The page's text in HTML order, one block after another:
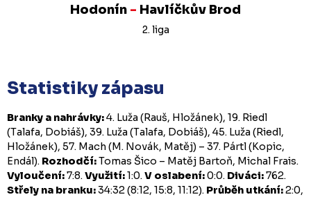
Hodonín - Havlíčkův Brod
2. liga
Statistiky zápasu
Branky a nahrávky:4. Luža (Rauš, Hložánek), 19. Riedl
(Talafa, Dobiáš), 39. Luža (Talafa, Dobiáš), 45. Luža (Riedl,
Hložánek), 57. Mach (M. Novák, Matěj) – 37. Pártl (Kopic,
Endál). Rozhodčí:Tomas Šico – Matěj Bartoň, Michal Frais.
Vyloučení:7:8.Využití:1:0.V oslabení:0:0. Diváci:762.
Střely na branku:34:32 (8:12, 15:8, 11:12). Průběh utkání:2:0,